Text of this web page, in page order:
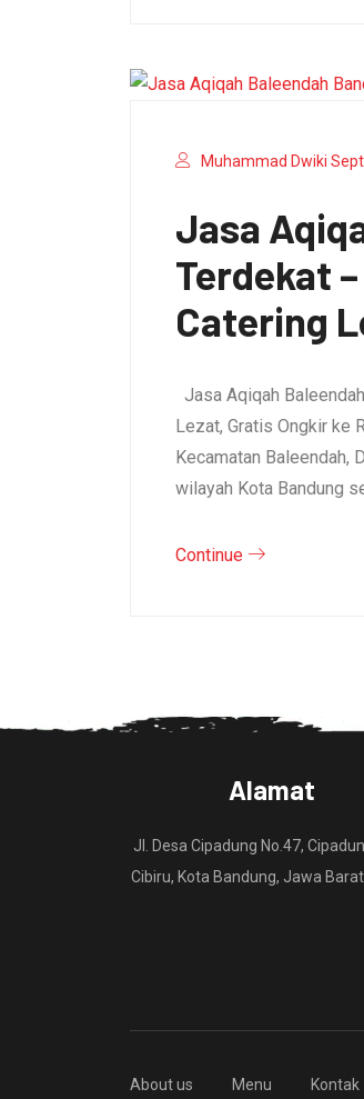
Muhammad Dwiki
Jasa
Terdekat
Catering
Jasa Aqiqah
Lezat, Gratis Ongkir ke
Kecamatan Baleendah,
wilayah Kota Bandung
Continue
Alamat
Jl. Desa Cipadung No.47,
Cibiru, Kota Bandung, Jawa
About us Menu Kontak